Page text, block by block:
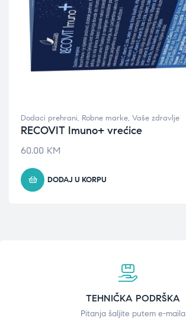
Dodaci prehrani, Robne marke, Vaše zdravlje
RECOVIT Imuno+ vrećice
60.00 KM
DODAJ U KORPU
TEHNIČKA PODRŠKA
Pitanja šaljite putem e-maila